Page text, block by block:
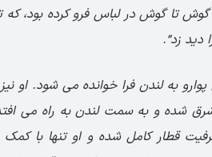
گوش تا گوش در لباس فرو کرده بود،
زد”.
به لندن فرا خوانده می شود. او
شده و به سمت لندن به راه می
قطار کامل شده و او تنها با